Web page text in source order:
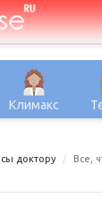
Климакс
доктору
Все,